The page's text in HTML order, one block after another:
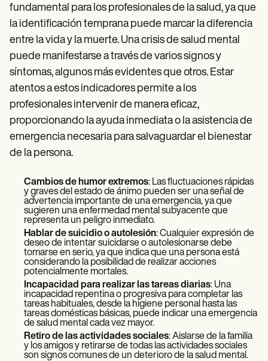
fundamental para los profesionales de la salud, ya que
la identificación temprana puede marcar la diferencia
entre la vida y la muerte. Una crisis de salud mental
puede manifestarse a través de varios signos y
síntomas, algunos más evidentes que otros. Estar
atentos a estos indicadores permite a los
profesionales intervenir de manera eficaz,
proporcionando la ayuda inmediata o la asistencia de
emergencia necesaria para salvaguardar el bienestar
de la persona.
Cambios de humor extremos: Las fluctuaciones rápidas
y graves del estado de ánimo pueden ser una señal de
advertencia importante de una emergencia, ya que
sugieren una enfermedad mental subyacente que
representa un peligro inmediato.
Hablar de suicidio o autolesión: Cualquier expresión de
deseo de intentar suicidarse o autolesionarse debe
tomarse en serio, ya que indica que una persona está
considerando la posibilidad de realizar acciones
potencialmente mortales.
Incapacidad para realizar las tareas diarias: Una
incapacidad repentina o progresiva para completar las
tareas habituales, desde la higiene personal hasta las
tareas domésticas básicas, puede indicar una emergencia
de salud mental cada vez mayor.
Retiro de las actividades sociales: Aislarse de la familia
y los amigos y retirarse de todas las actividades sociales
son signos comunes de un deterioro de la salud mental.